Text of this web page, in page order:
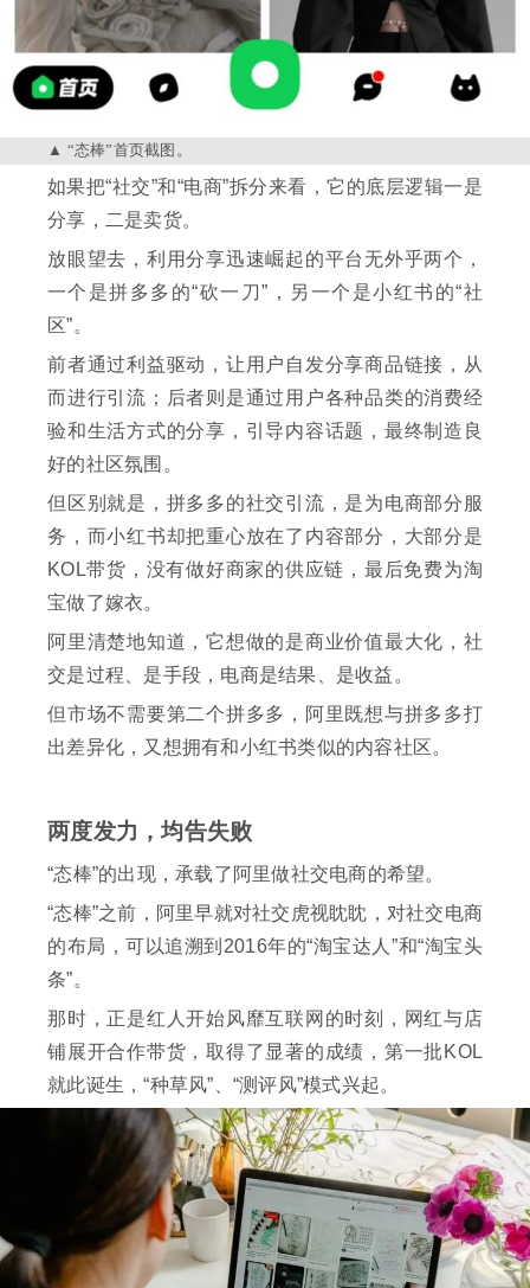
“态棒”首页截图。
如果把“社交”和“电商”拆分来看，它的底层逻辑一是
分享，二是卖货。
放眼望去，利用分享迅速崛起的平台无外乎两个，
一个是拼多多的“砍一刀”，另一个是小红书的“社
区”。
前者通过利益驱动，让用户自发分享商品链接，从
而进行引流；后者则是通过用户各种品类的消费经
验和生活方式的分享，引导内容话题，最终制造良
好的社区氛围。
但区别就是，拼多多的社交引流，是为电商部分服
务，而小红书却把重心放在了内容部分，大部分是
KOL带货，没有做好商家的供应链，最后免费为淘
宝做了嫁衣。
阿里清楚地知道，它想做的是商业价值最大化，社
交是过程、是手段，电商是结果、是收益。
但市场不需要第二个拼多多，阿里既想与拼多多打
出差异化，又想拥有和小红书类似的内容社区。
两度发力，均告失败
“态棒”的出现，承载了阿里做社交电商的希望。
“态棒”之前，阿里早就对社交虎视眈眈，对社交电商
的布局，可以追溯到2016年的“淘宝达人”和“淘宝头
条”。
那时，正是红人开始风靡互联网的时刻，网红与店
铺展开合作带货，取得了显著的成绩，第一批KOL
就此诞生，“种草风”、“测评风”模式兴起。